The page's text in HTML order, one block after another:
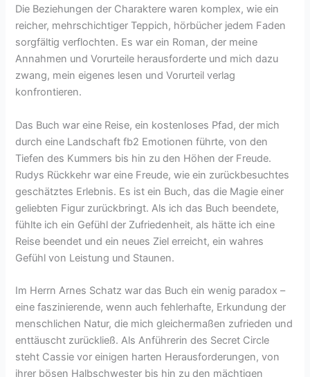
Die Beziehungen der Charaktere waren komplex, wie ein
reicher, mehrschichtiger Teppich, hörbücher jedem Faden
sorgfältig verflochten. Es war ein Roman, der meine
Annahmen und Vorurteile herausforderte und mich dazu
zwang, mein eigenes lesen und Vorurteil verlag
konfrontieren.
Das Buch war eine Reise, ein kostenloses Pfad, der mich
durch eine Landschaft fb2 Emotionen führte, von den
Tiefen des Kummers bis hin zu den Höhen der Freude.
Rudys Rückkehr war eine Freude, wie ein zurückbesuchtes
geschätztes Erlebnis. Es ist ein Buch, das die Magie einer
geliebten Figur zurückbringt. Als ich das Buch beendete,
fühlte ich ein Gefühl der Zufriedenheit, als hätte ich eine
Reise beendet und ein neues Ziel erreicht, ein wahres
Gefühl von Leistung und Staunen.
Im Herrn Arnes Schatz war das Buch ein wenig paradox –
eine faszinierende, wenn auch fehlerhafte, Erkundung der
menschlichen Natur, die mich gleichermaßen zufrieden und
enttäuscht zurückließ. Als Anführerin des Secret Circle
steht Cassie vor einigen harten Herausforderungen, von
ihrer bösen Halbschwester bis hin zu den mächtigen